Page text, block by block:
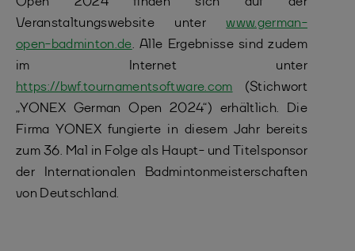
Veranstaltungswebsite unterwww.german-
open-badminton.de. Alle Ergebnisse sind zudem
im Internet unter
https://bwf.tournamentsoftware.com (Stichwort
„YONEX German Open 2024“) erhältlich. Die
Firma YONEX fungierte in diesem Jahr bereits
zum 36. Mal in Folge als Haupt- und Titelsponsor
der Internationalen Badmintonmeisterschaften
von Deutschland.